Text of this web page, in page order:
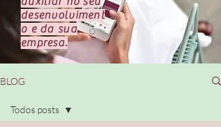
desenvolviment
o e da sua
empresa.
BLOG
Todos posts